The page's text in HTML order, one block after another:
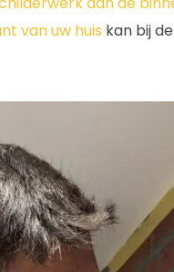
van uw huis kan bij